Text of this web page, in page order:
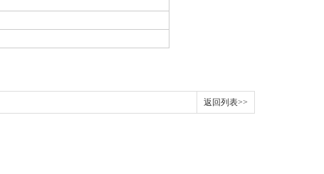
返回列表>>